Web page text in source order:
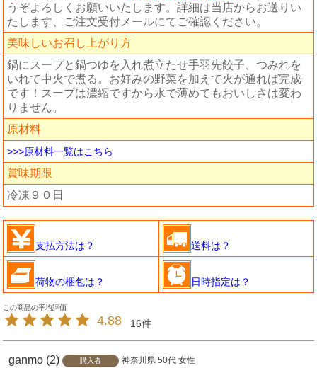
うぞよろしくお願いいたします。詳細は当店からお送りい
たします、ご注文受付メールにてご確認ください。
美味しいお召し上がり方
鍋にスープと鍋つゆを入れ煮立たせ手羽先餃子、つみれを
いれて中火で煮る。お好みの野菜を加えて火が通れば完成
です！スープは濃縮ですから水で薄めてもおいしさは変わ
りません。
原材料
>>>原材料一覧はこちら
賞味期限
冷凍９０日
支払方法は？ 送料は？
荷物の梱包は？ 日時指定は？
4.88 16
ganmo 2 購入者 神奈川県 50代 女性